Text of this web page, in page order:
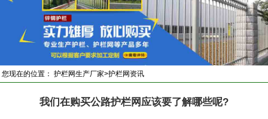
您现在的位置： 护栏网生产厂家>护栏网资讯
我们在购买公路护栏网应该要了解哪些呢?